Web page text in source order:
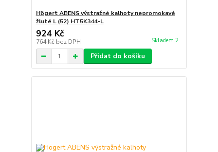
Högert ABENS výstražné kalhoty nepromokavé
žluté L (52) HT5K344-L
924 Kč
764 Kč bez DPH Skladem 2
Přidat do košíku